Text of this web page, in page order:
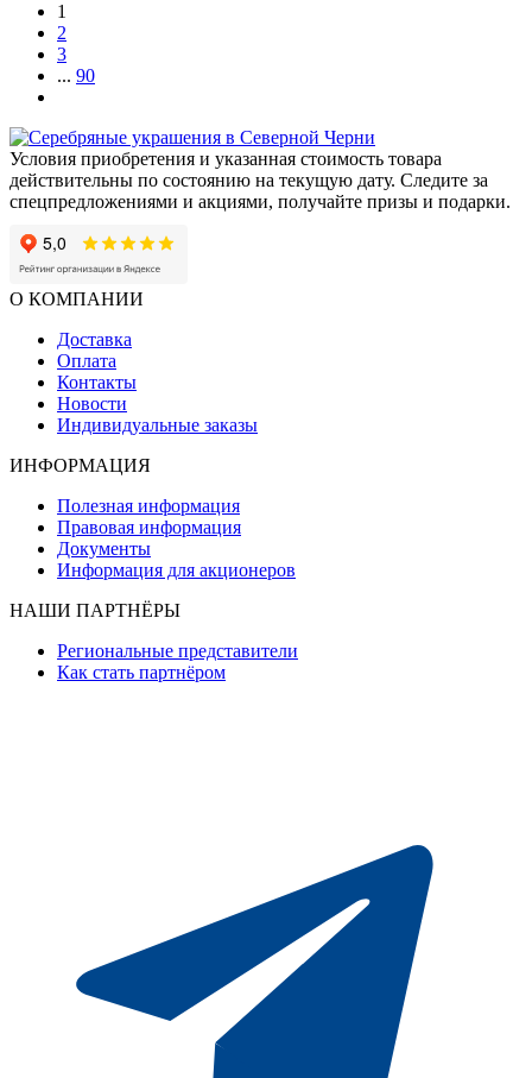
признания и тонкого вкуса. Именно поэтому мини-бар из
благородных материалов — это больше, чем подарок. Это
знак зрелости, успеха и внутреннего достоинства.
1
2
3
... 90
Условия приобретения и указанная стоимость товара
действительны по состоянию на текущую дату. Следите за
спецпредложениями и акциями, получайте призы и подарки.
О КОМПАНИИ
Доставка
Оплата
Контакты
Новости
Индивидуальные заказы
ИНФОРМАЦИЯ
Полезная информация
Правовая информация
Документы
Информация для акционеров
НАШИ ПАРТНЁРЫ
Региональные представители
Как стать партнёром